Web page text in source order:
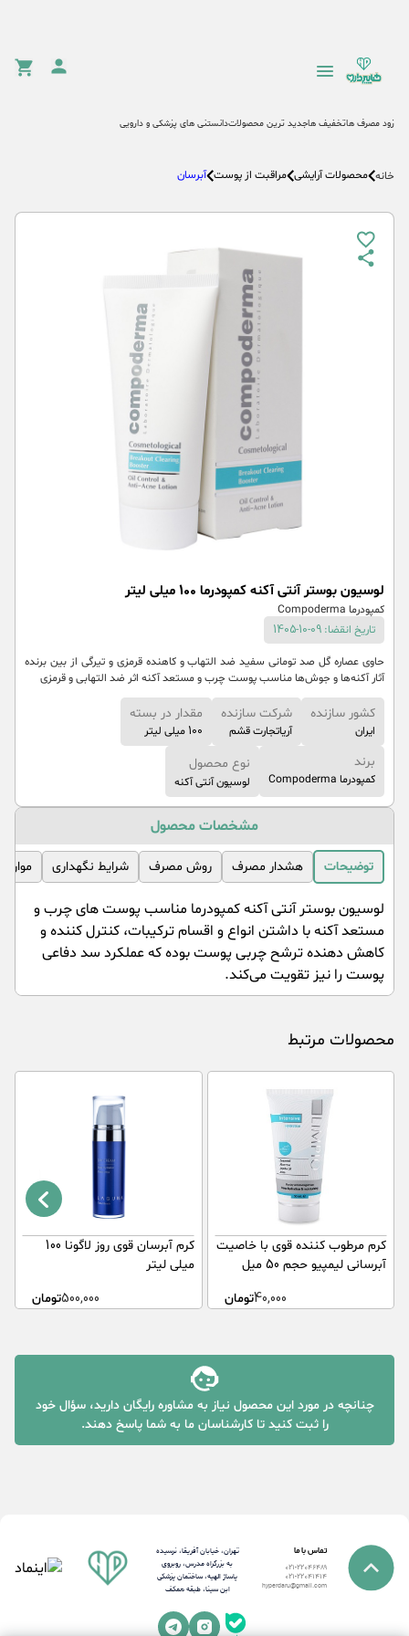
زود مصرف هاتخفیف هاجدید ترین محصولاتدانستنی های پزشکی و دارویی
خانه محصولات آرایشی مراقبت از پوست آبرسان
لوسیون بوستر آنتی آکنه کمپودرما 100 میلی لیتر
کمپودرما Compoderma
تاریخ انقضا: 09-10-1405
حاوی عصاره گل صد تومانی سفید ضد التهاب و کاهنده قرمزی و تیرگی از بین برنده
آثار آکنه‌ها و جوش‌ها مناسب پوست چرب و مستعد آکنه اثر ضد التهابی و قرمزی
کشور سازنده
ایران
شرکت سازنده
آریاتجارت قشم
مقدار در بسته
100 میلی لیتر
برند
کمپودرما Compoderma
نوع محصول
لوسیون آنتی آکنه
مشخصات محصول
توضیحات هشدار مصرف روش مصرف شرایط نگهداری
لوسیون بوستر آنتی آکنه کمپودرما مناسب پوست های چرب و
مستعد آکنه با داشتن انواع و اقسام ترکیبات، کنترل کننده و
کاهش دهنده ترشح چربی پوست بوده که عملکرد سد دفاعی
پوست را نیز تقویت می‌کند.
محصولات مرتبط
کرم مرطوب کننده قوی با خاصیت
آبرسانی لیمپیو حجم 50 میل
40,000تومان
کرم آبرسان قوی روز لاگونا 100
میلی لیتر
500,000تومان
چنانچه در مورد این محصول نیاز به مشاوره رایگان دارید، سؤال خود
را ثبت کنید تا کارشناسان ما به شما پاسخ دهند.
تماس با ما
021-22046489
021-22041414
hyperdaru@gmail.com
تهران، خیابان آفریقا، نرسیده
به بزرگراه مدرس، روبروی
پاساژ الهیه، ساختمان پزشکی
ابن سینا، طبقه همکف